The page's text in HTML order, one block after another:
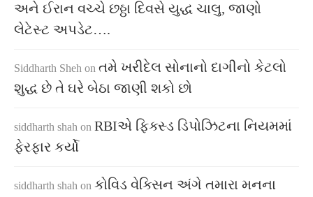
અને ઈરાન વચ્ચે છઠ્ઠા દિવસે યુદ્ધ ચાલુ, જાણો
લેટેસ્ટ અપડેટ….
Siddharth Sheh on તમે ખરીદેલ સોનાનો દાગીનો કેટલો
શુદ્ધ છે તે ઘરે બેઠા જાણી શકો છો
siddharth shah on RBIએ ફિક્સ્ડ ડિપોઝિટના નિયમમાં
ફેરફાર કર્યો
siddharth shah on કોવિડ વેક્સિન અંગે તમારા મનના